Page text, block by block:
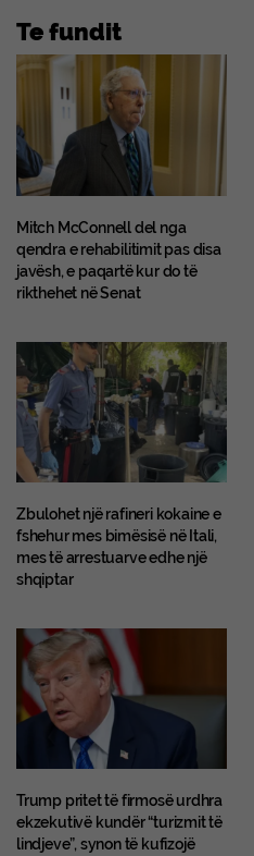
Te fundit
Mitch McConnell del nga
qendra e rehabilitimit pas disa
javësh, e paqartë kur do të
rikthehet në Senat
Zbulohet një rafineri kokaine e
fshehur mes bimësisë në Itali,
mes të arrestuarve edhe një
shqiptar
Trump pritet të firmosë urdhra
ekzekutivë kundër “turizmit të
lindjeve”, synon të kufizojë